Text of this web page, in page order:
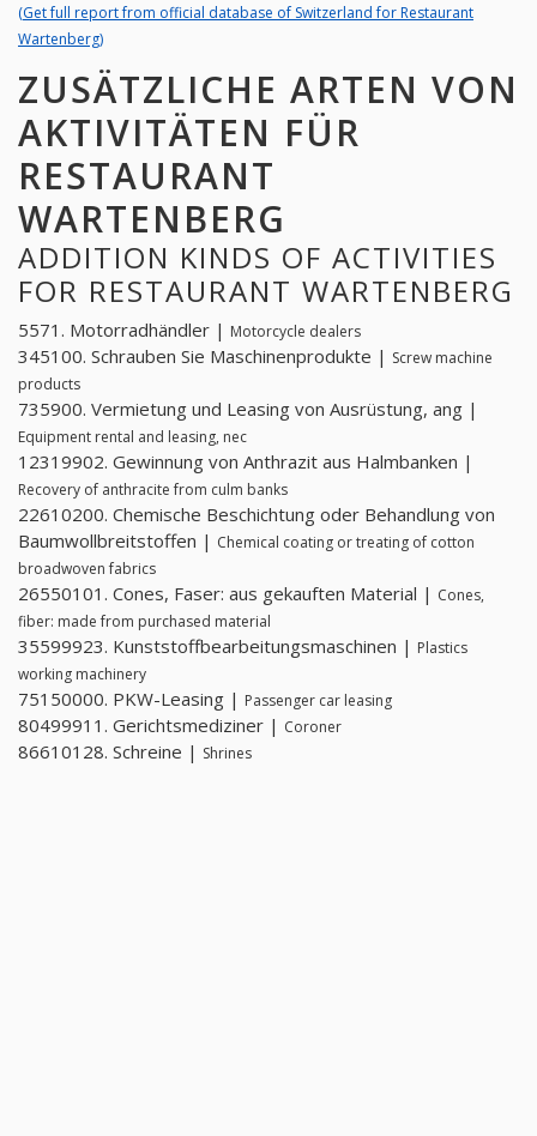
(Get full report from official database of Switzerland for Restaurant
Wartenberg)
ZUSÄTZLICHE ARTEN VON
AKTIVITÄTEN FÜR
RESTAURANT
WARTENBERG
ADDITION KINDS OF ACTIVITIES
FOR RESTAURANT WARTENBERG
5571. Motorradhändler | Motorcycle dealers
345100. Schrauben Sie Maschinenprodukte | Screw machine
products
735900. Vermietung und Leasing von Ausrüstung, ang |
Equipment rental and leasing, nec
12319902. Gewinnung von Anthrazit aus Halmbanken |
Recovery of anthracite from culm banks
22610200. Chemische Beschichtung oder Behandlung von
Baumwollbreitstoffen | Chemical coating or treating of cotton
broadwoven fabrics
26550101. Cones, Faser: aus gekauften Material | Cones,
fiber: made from purchased material
35599923. Kunststoffbearbeitungsmaschinen | Plastics
working machinery
75150000. PKW-Leasing | Passenger car leasing
80499911. Gerichtsmediziner | Coroner
86610128. Schreine | Shrines